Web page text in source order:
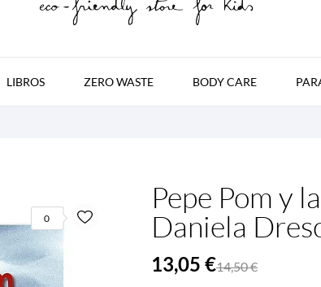
LIBROS ZERO WASTE BODY CARE
0
Pepe Pom y
Daniela
13,05 €14,50 €